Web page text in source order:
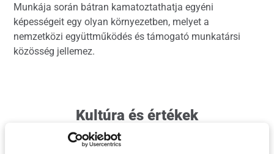
Munkája során bátran kamatoztathatja egyéni
képességeit egy olyan környezetben, melyet a
nemzetközi együttműködés és támogató munkatársi
közösség jellemez.
Kultúra és értékek